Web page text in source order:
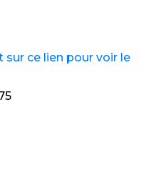
ce lien pour voir le